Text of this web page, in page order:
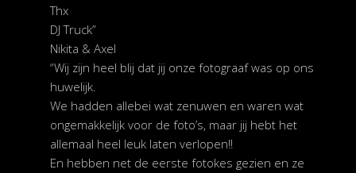
Thx
DJ Truck”
Nikita & Axel
“Wij zijn heel blij dat jij onze fotograaf was op ons
huwelijk.
We hadden allebei wat zenuwen en waren wat
ongemakkelijk voor de foto’s, maar jij hebt het
allemaal heel leuk laten verlopen!!
En hebben net de eerste fotokes gezien en ze